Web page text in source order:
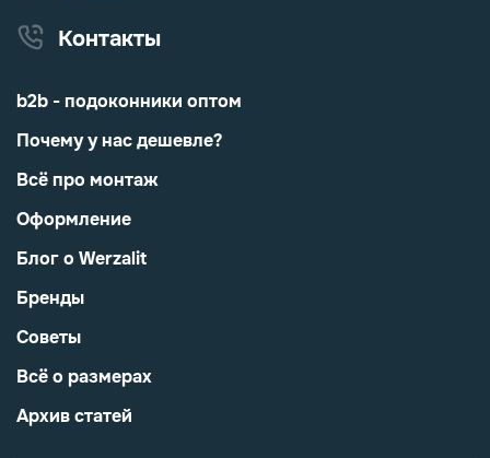
Контакты
b2b - подоконники оптом
Почему у нас дешевле?
Всё про монтаж
Оформление
Блог о Werzalit
Бренды
Советы
Всё о размерах
Архив статей